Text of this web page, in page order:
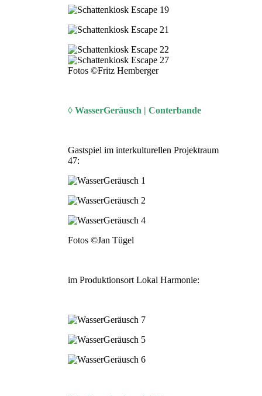
Fotos ©Fritz Hemberger
◊ WasserGeräusch | Conterbande
Gastspiel im interkulturellen Projektraum
47:
Fotos ©Jan Tügel
im Produktionsort Lokal Harmonie: